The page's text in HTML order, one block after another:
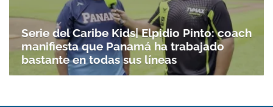
Gracias por suscribirte a nuestro boletín.
Serie del Caribe Kids| Elpidio Pinto: coach
manifiesta que Panamá ha trabajado
bastante en todas sus líneas